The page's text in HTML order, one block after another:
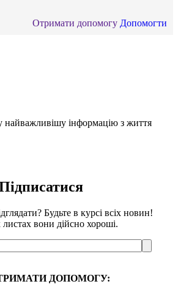
Отримати допомогу Допомогти
інформацію з життя
Будьте в курсі всіх новин!
вони дійсно хороші.
ДОПОМОГУ: